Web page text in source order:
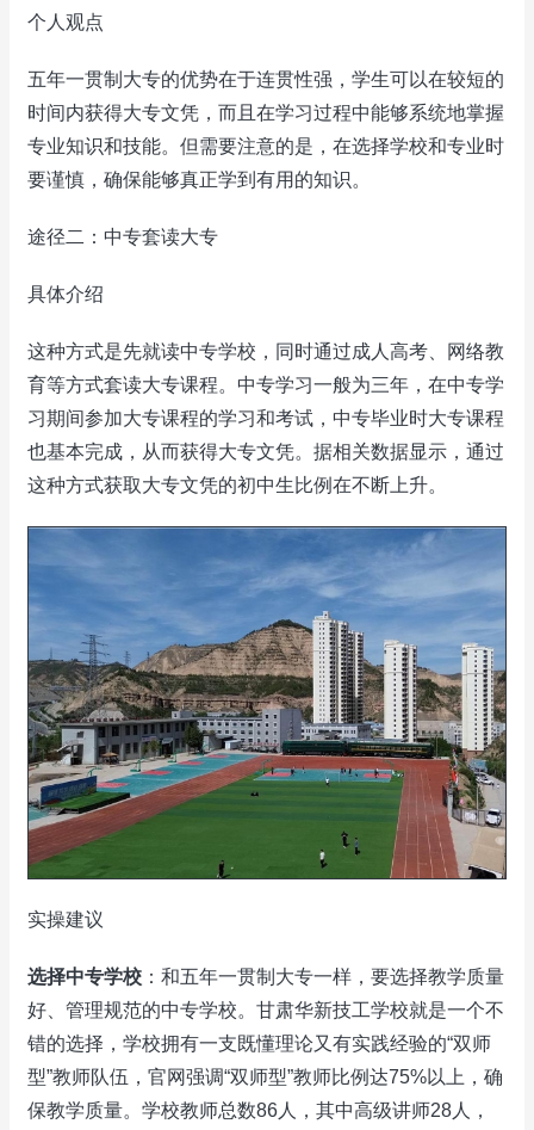
个人观点
五年一贯制大专的优势在于连贯性强，学生可以在较短的
时间内获得大专文凭，而且在学习过程中能够系统地掌握
专业知识和技能。但需要注意的是，在选择学校和专业时
要谨慎，确保能够真正学到有用的知识。
途径二：中专套读大专
具体介绍
这种方式是先就读中专学校，同时通过成人高考、网络教
育等方式套读大专课程。中专学习一般为三年，在中专学
习期间参加大专课程的学习和考试，中专毕业时大专课程
也基本完成，从而获得大专文凭。据相关数据显示，通过
这种方式获取大专文凭的初中生比例在不断上升。
实操建议
选择中专学校 ：和五年一贯制大专一样，要选择教学质量
好、管理规范的中专学校。甘肃华新技工学校就是一个不
错的选择，学校拥有一支既懂理论又有实践经验的“双师
型”教师队伍，官网强调“双师型”教师比例达75%以上，确
保教学质量。学校教师总数86人，其中高级讲师28人，